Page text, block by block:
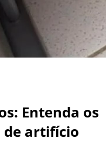
Entenda os
de artifício